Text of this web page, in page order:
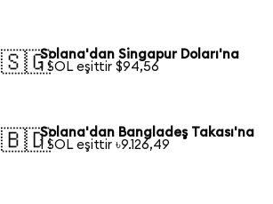
🇸🇬Solana'dan Singapur Doları'na
1 SOL eşittir $94,56
🇧🇩Solana'dan Bangladeş Takası'na
1 SOL eşittir ৳9.126,49